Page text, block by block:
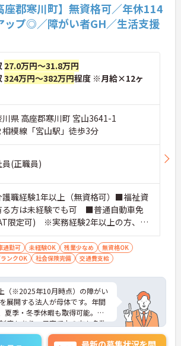
座郡寒川町】無資格可／年休114
ップ◎／障がい者GH／生活支援
27.0万円～31.8万円
324万円～382万円程度 ※月給×12ヶ
川県 高座郡寒川町 宮山3641-1
相模線「宮山駅」徒歩3分
員(正職員)
職経験1年以上（無資格可）■福祉資
る方は未経験でも可 ■普通自動車免
限定可) ※実務経験2年以上の方、障
者福祉に関する経験をお持ちの方大歓
通勤可 未経験OK 残業少なめ
無資格OK
ンクOK 社会保険完備 交通費支給
（※2025年10月時点）の障がい
展開する法人が母体です。年間
夏季・冬季休暇も取得可能。産
度もあり、子育て中の方も多数
イフバランスを大切にしながら